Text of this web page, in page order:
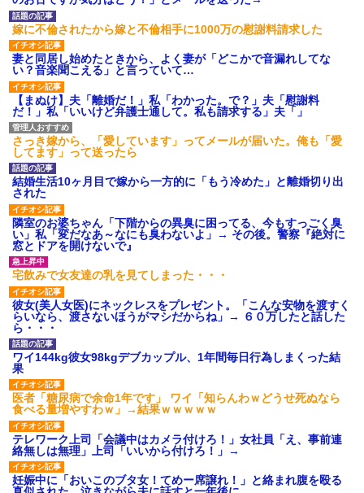
後続車にクラクションを鳴ら
され彼氏が逆切れ。「何クラク
ション鳴らしてんだ！降りてこ
いよ！」と怒鳴りだし...
【衝撃】報酬100万円超の治験
募集がこちらｗｗｗｗｗ(※画像
あり)
【ネット騒然】惨殺されたタ
ワマン頂き女子のこの動画、す
げえええええｗｗｗｗｗｗｗｗ
ｗｗｗ
【愕然】白のクラウン俺氏、
高速道路左車線を制限速度で走
った結果wwwwwwwwwwww
百年の恋12-899 食べた量を
張り合ってくる
【悲報】佐藤輝明・・・２軍
でも盛大にやらかす←あまり悲
しませないでくれ
嫁に不倫されたから嫁と不倫相手に1000万の慰謝料請求した
妻と同居し始めたときから、よく妻が「どこかで音漏れしてな
い？音楽聞こえる」と言っていて…
【まぬけ】夫「離婚だ！」私「わかった。で？」夫「慰謝料
だ！」私「いいけど弁護士通して。私も請求する」夫「」
さっき嫁から、「愛しています」ってメールが届いた。俺も「愛
してます」って送ったら
結婚生活10ヶ月目で嫁から一方的に「もう冷めた」と離婚切り出
された
隣室のお婆ちゃん「下階からの異臭に困ってる、今もすっごく臭
い」私「変だなあ～なにも臭わないよ」→ その後。警察『絶対に
窓とドアを開けないで』
宅飲みで女友達の乳を見てしまった・・・
彼女(美人女医)にネックレスをプレゼント。「こんな安物を渡すく
らいなら、渡さないほうがマシだからね」→ ６０万したと話した
ら・・・
ワイ144kg彼女98kgデブカップル、1年間毎日行為しまくった結
果
医者「糖尿病で余命1年です」 ワイ「知らんわｗどうせ死ぬなら
食べる量増やすわｗ」→結果ｗｗｗｗｗ
テレワーク上司「会議中はカメラ付けろ！」女社員「え、事前連
絡無しは無理」上司「いいから付けろ！」→
妊娠中に「おいこのブタ女！てめー席譲れ！」と絡まれ腹を殴る